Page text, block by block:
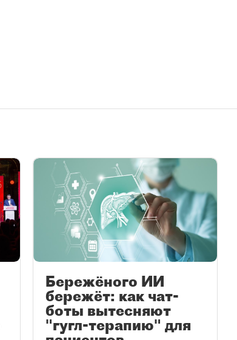
Бережёного ИИ
бережёт: как чат-
боты вытесняют
"гугл-терапию" для